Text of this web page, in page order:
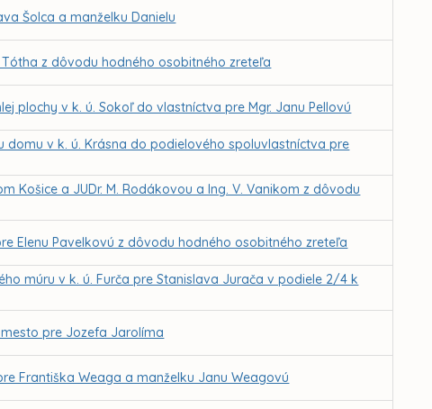
Šolca a manželku Danielu
z dôvodu hodného osobitného zreteľa
plochy v k. ú. Sokoľ do vlastníctva pre Mgr. Janu Pellovú
v k. ú. Krásna do podielového spoluvlastníctva pre
Košice a JUDr. M. Rodákovou a Ing. V. Vanikom z dôvodu
Elenu Pavelkovú z dôvodu hodného osobitného zreteľa
múru v k. ú. Furča pre Stanislava Jurača v podiele 2/4 k
pre Jozefa Jarolíma
Františka Weaga a manželku Janu Weagovú